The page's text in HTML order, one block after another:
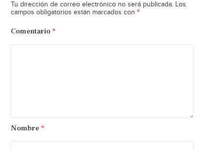
Tu dirección de correo electrónico no será publicada. Los
campos obligatorios están marcados con *
Comentario *
Nombre *